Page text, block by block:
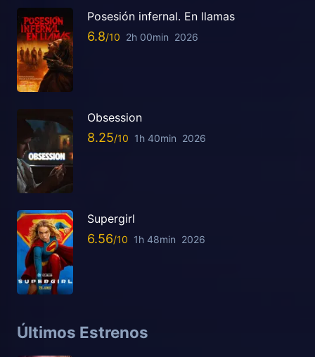
Posesión infernal. En llamas
6.8 2h 00min 2026
Obsession
8.25 1h 40min 2026
Supergirl
6.56 1h 48min 2026
Últimos Estrenos